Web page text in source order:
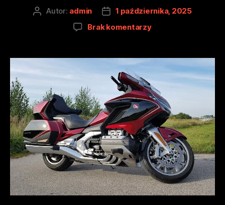
Autor: admin
1 października, 2025
Brak komentarzy